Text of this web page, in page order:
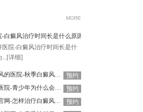
MORE
白癜风治疗时间长是什么原因引起的
院-白癜风治疗时间长是什
... [详细]
云南较好的治疗白癜风的医院-秋季白癜风该怎么护理
预约
昆明白癜风皮肤专科医院-青少年为什么会得白癜风呢
预约
云南白癜风治疗医院官网-怎样治疗白癜风才有效
预约